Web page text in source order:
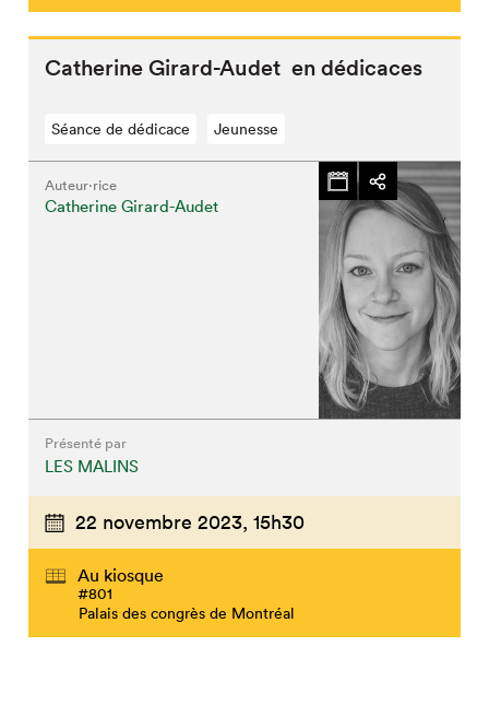
Catherine Girard-Audet en dédicaces
Séance de dédicace Jeunesse
Auteur·rice
Catherine Girard-Audet
Présenté par
LES MALINS
22 novembre 2023, 15h30
Au kiosque
#801
Palais des congrès de Montréal